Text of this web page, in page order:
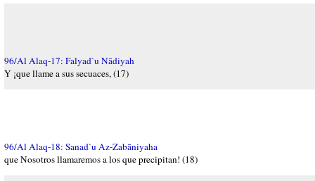
96/Al Alaq-17: Falyad`u Nādiyah
Y ¡que llame a sus secuaces, (17)
96/Al Alaq-18: Sanad`u Az-Zabāniyaha
que Nosotros llamaremos a los que precipitan! (18)